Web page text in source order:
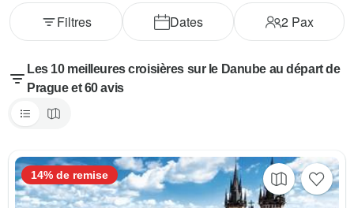
Dates 2Pax
Filtres
Les 10 meilleures croisières sur le Danube au départ de
Prague et 60 avis
14% de remise